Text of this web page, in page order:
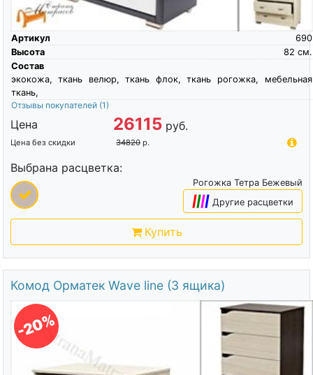
Артикул
690
Высота
см.
82
Состав
экокожа, ткань велюр, ткань флок, ткань рогожка, мебельная
ткань,
Отзывы покупателей (1)
Цена 26115 руб.
Цена без скидки 34820 р.
Выбрана расцветка:
Рогожка Тетра Бежевый
|||| Другие расцветки
Купить
Комод Орматек Wave line (3 ящика)
-20%